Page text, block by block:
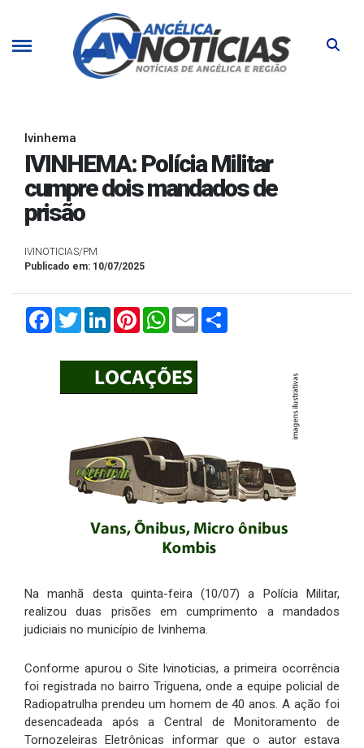
Ivinhema
IVINHEMA: Polícia Militar
cumpre dois mandados de
prisão
IVINOTICIAS/PM
Publicado em: 10/07/2025
FacebookTwitterLinkedInPinterestWhatsApp
Email
Na manhã desta quinta-feira (10/07) a Polícia Militar,
realizou duas prisões em cumprimento a mandados
judiciais no município de Ivinhema.
Conforme apurou o Site Ivinoticias, a primeira ocorrência
foi registrada no bairro Triguena, onde a equipe policial de
Radiopatrulha prendeu um homem de 40 anos. A ação foi
desencadeada após a Central de Monitoramento de
Tornozeleiras Eletrônicas informar que o autor estava